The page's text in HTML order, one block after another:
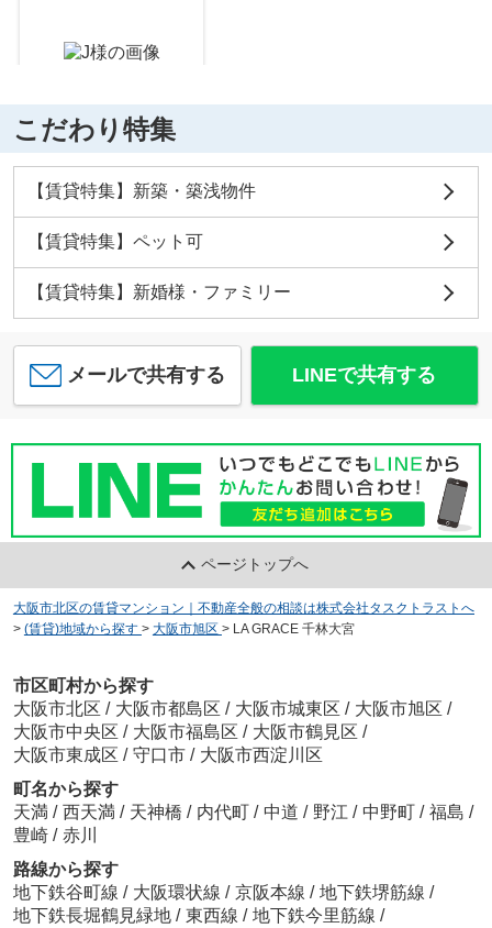
約386m／5分
約303m／4分
三井住友銀行千林支店
ドラッグストア マツモトキヨシ 新森店
約532m／7分
オーティ薬局 森小路店
約415m／6分
フォレスタ高殿
12.5万円 / 2LDK
竹谷瞬
藤井 隆行
こだわり特集
【賃貸特集】新築・築浅物件
【賃貸特集】ペット可
【賃貸特集】新婚様・ファミリー
メールで共有する LINEで共有する
ページトップへ
大阪市北区の賃貸マンション｜不動産全般の相談は株式会社タスクトラストへ
> (賃貸)地域から探す > 大阪市旭区 > LA GRACE 千林大宮
市区町村から探す
大阪市北区 / 大阪市都島区 / 大阪市城東区 / 大阪市旭区 /
大阪市中央区 / 大阪市福島区 / 大阪市鶴見区 /
大阪市東成区 / 守口市 / 大阪市西淀川区
町名から探す
天満 / 西天満 / 天神橋 / 内代町 / 中道 / 野江 / 中野町 / 福島 /
豊崎 / 赤川
路線から探す
地下鉄谷町線 / 大阪環状線 / 京阪本線 / 地下鉄堺筋線 /
地下鉄長堀鶴見緑地 / 東西線 / 地下鉄今里筋線 /